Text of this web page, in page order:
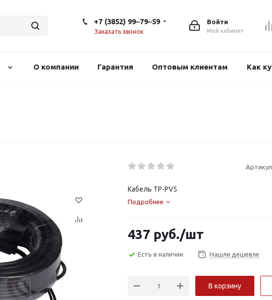
Войти
Мой кабинет
+7 (3852) 99‒79‒59
Заказать звонок
О компании Гарантия Оптовым клиентам Как
Кабель TP-PV5
Подробнее
437 руб./шт
Есть в наличии Нашли дешевле
В корзину